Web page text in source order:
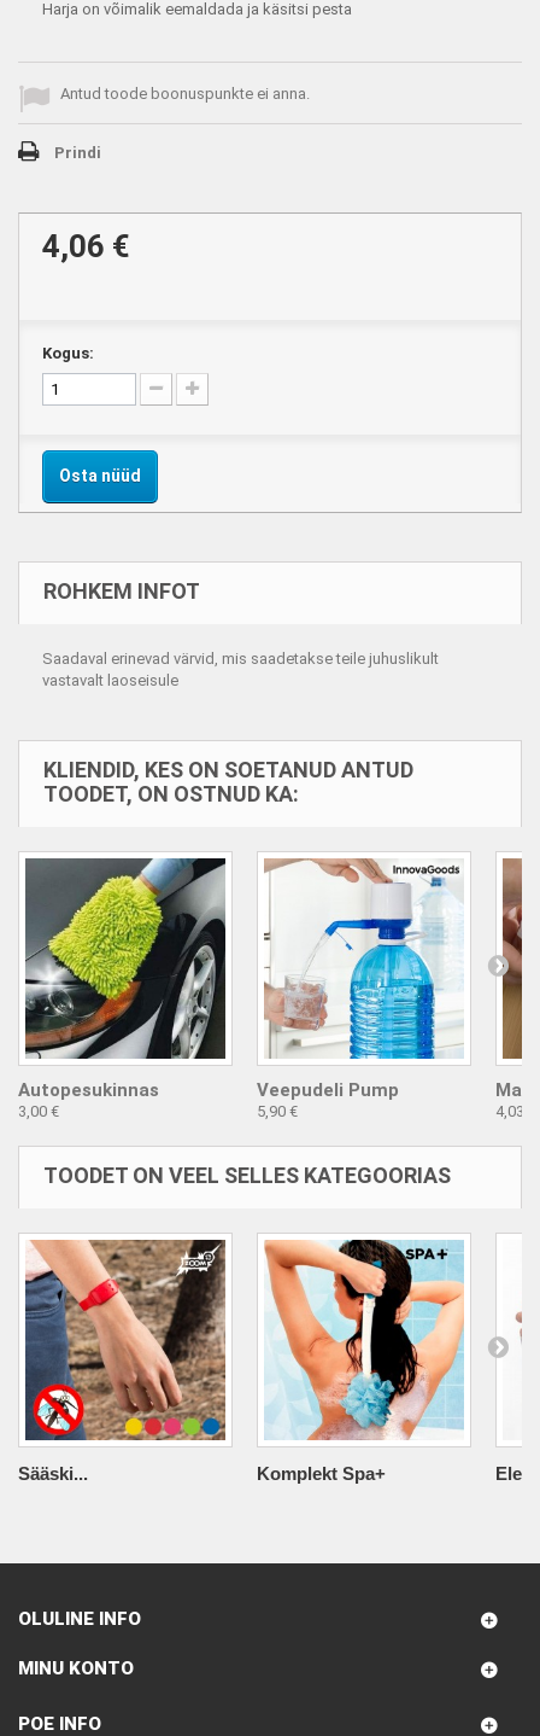
Harja on võimalik eemaldada ja käsitsi pesta
Antud toode boonuspunkte ei anna.
Prindi
4,06 €
Kogus:
Osta nüüd
ROHKEM INFOT
Saadaval erinevad värvid, mis saadetakse teile juhuslikult
vastavalt laoseisule
KLIENDID, KES ON SOETANUD ANTUD
TOODET, ON OSTNUD KA:
Autopesukinnas
3,00 €
Veepudeli Pump
5,90 € 4,03 €
TOODET ON VEEL SELLES KATEGOORIAS
Sääski... Komplekt Spa+
OLULINE INFO
MINU KONTO
POE INFO